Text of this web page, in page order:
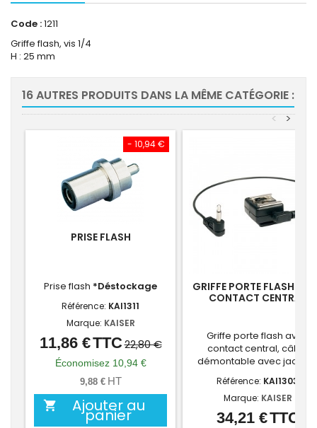
Code :1211
Griffe flash, vis 1/4
H : 25 mm
16 AUTRES PRODUITS DANS LA MÊME CATÉGORIE :
>
<
- 10,94 €
PRISE FLASH
Prise flash *Déstockage
Référence: KAI1311
Marque: KAISER
Prix
Prix
de
base
11,86 €TTC22,80 €
Économisez 10,94 €
9,88 € HT
 Ajouter au
panier
GRIFFE PORTE FLASH
CONTACT CENTRAL
Griffe porte flash avec
contact central, câble
démontable avec jack 3,5
Référence: KAI1303
Marque: KAISER
Prix
34,21 €TTC